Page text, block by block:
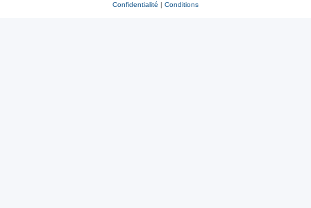
Confidentialité | Conditions